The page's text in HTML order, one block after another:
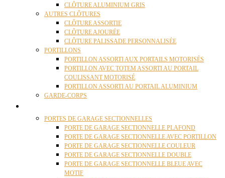
CLÔTURE ALUMINIUM GRIS
AUTRES CLÔTURES
CLÔTURE ASSORTIE
CLÔTURE AJOURÉE
CLÔTURE PALISSADE PERSONNALISÉE
PORTILLONS
PORTILLON ASSORTI AUX PORTAILS MOTORISÉS
PORTILLON AVEC TOTEM ASSORTI AU PORTAIL
COULISSANT MOTORISÉ
PORTILLON ASSORTI AU PORTAIL ALUMINIUM
GARDE-CORPS
PORTES DE GARAGE SECTIONNELLES
PORTE DE GARAGE SECTIONNELLE PLAFOND
PORTE DE GARAGE SECTIONNELLE AVEC PORTILLON
PORTE DE GARAGE SECTIONNELLE COULEUR
PORTE DE GARAGE SECTIONNELLE DOUBLE
PORTE DE GARAGE SECTIONNELLE BLEUE AVEC
MOTIF